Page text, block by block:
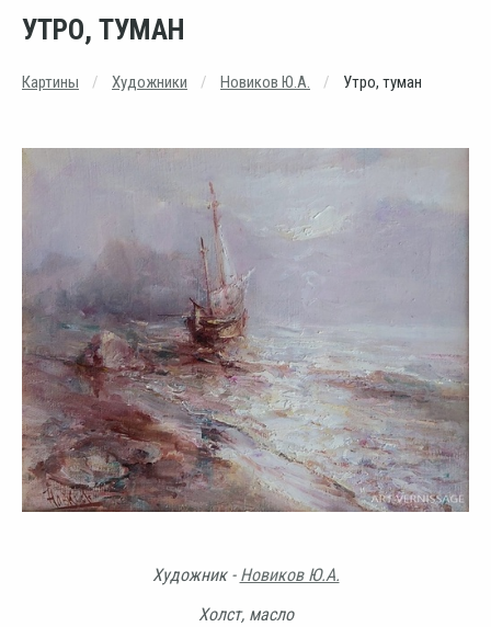
УТРО, ТУМАН
Картины Художники Новиков Ю.А. Утро, туман
Художник - Новиков Ю.А.
Холст, масло